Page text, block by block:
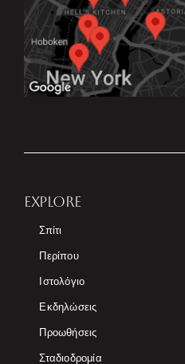
EXPLORE
Σπίτι
Περίπου
Ιστολόγιο
Εκδηλώσεις
Προωθήσεις
Σταδιοδρομία